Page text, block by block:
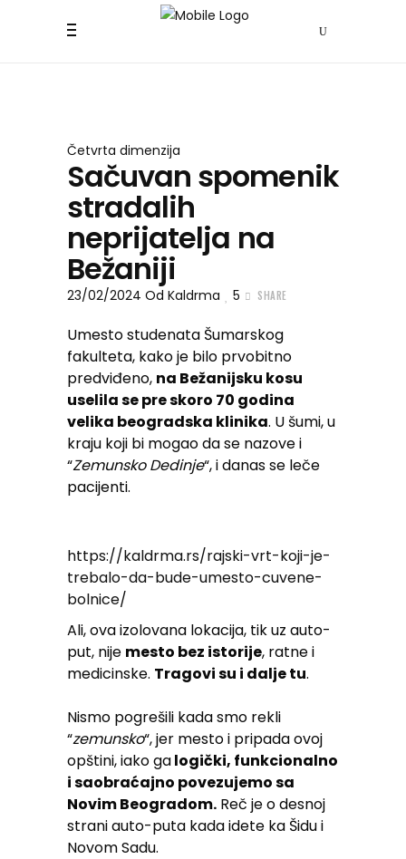
Četvrta dimenzija
Sačuvan spomenik
stradalih
neprijatelja na
Bežaniji
23/02/2024 Od Kaldrma 5 SHARE
Umesto studenata Šumarskog
fakulteta, kako je bilo prvobitno
predviđeno, na Bežanijsku kosu
uselila se pre skoro 70 godina
velika beogradska klinika. U šumi, u
kraju koji bi mogao da se nazove i
“Zemunsko Dedinje“, i danas se leče
pacijenti.
https://kaldrma.rs/rajski-vrt-koji-je-
trebalo-da-bude-umesto-cuvene-
bolnice/
Ali, ova izolovana lokacija, tik uz auto-
put, nije mesto bez istorije, ratne i
medicinske. Tragovi su i dalje tu.
Nismo pogrešili kada smo rekli
“zemunsko“, jer mesto i pripada ovoj
opštini, iako galogički, funkcionalno
i saobraćajno povezujemo sa
Novim Beogradom. Reč je o desnoj
strani auto-puta kada idete ka Šidu i
Novom Sadu.